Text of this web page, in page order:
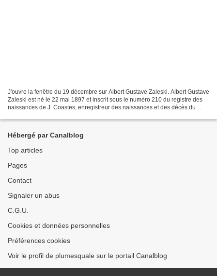
J'ouvre la fenêtre du 19 décembre sur Albert Gustave Zaleski. Albert Gustave
Zaleski est né le 22 mai 1897 et inscrit sous le numéro 210 du registre des
naissances de J. Coastes, enregistreur des naissances et des décès du
Hébergé par Canalblog
Top articles
Pages
Contact
Signaler un abus
C.G.U.
Cookies et données personnelles
Préférences cookies
Voir le profil de plumesquale sur le portail Canalblog